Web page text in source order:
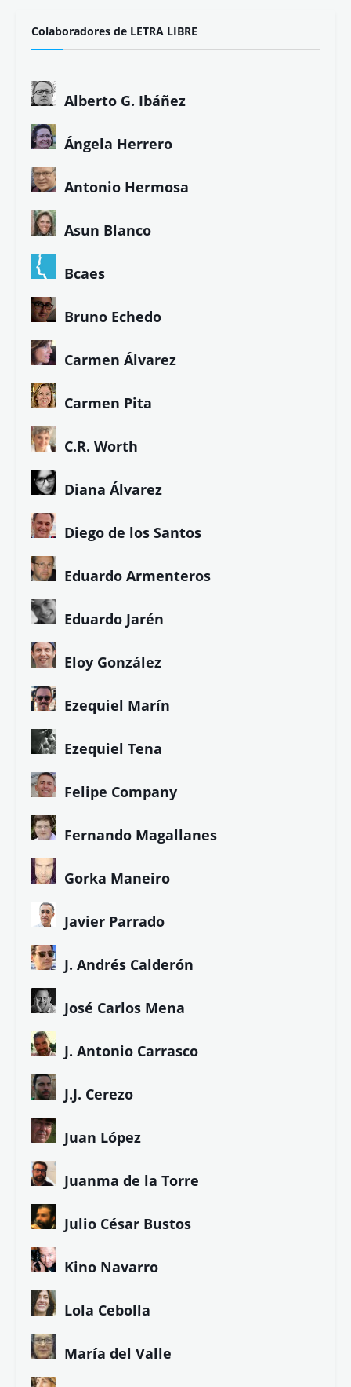
Colaboradores de LETRA LIBRE
Alberto G. Ibáñez
Ángela Herrero
Antonio Hermosa
Asun Blanco
Bcaes
Bruno Echedo
Carmen Álvarez
Carmen Pita
C.R. Worth
Diana Álvarez
Diego de los Santos
Eduardo Armenteros
Eduardo Jarén
Eloy González
Ezequiel Marín
Ezequiel Tena
Felipe Company
Fernando Magallanes
Gorka Maneiro
Javier Parrado
J. Andrés Calderón
José Carlos Mena
J. Antonio Carrasco
J.J. Cerezo
Juan López
Juanma de la Torre
Julio César Bustos
Kino Navarro
Lola Cebolla
María del Valle